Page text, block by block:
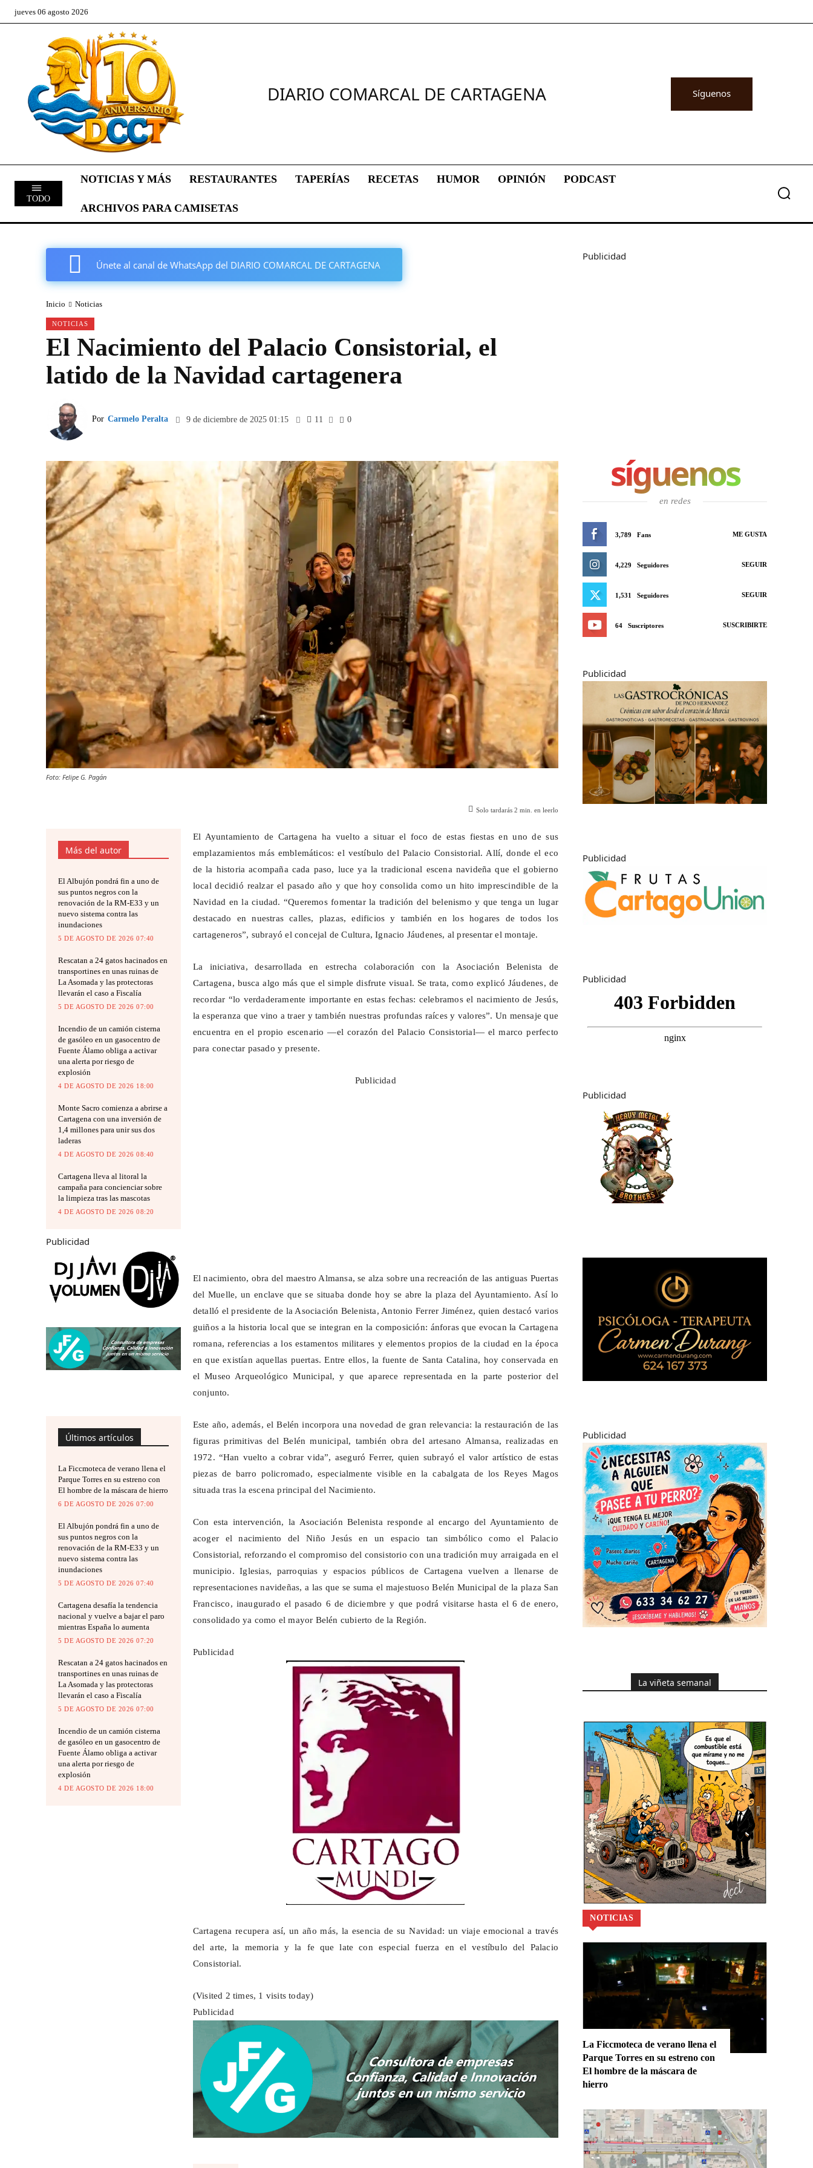
jueves 06 agosto 2026
DIARIO COMARCAL DE CARTAGENA Síguenos
TODO
NOTICIAS Y MÁS RESTAURANTES TAPERÍAS RECETAS HUMOR OPINIÓN PODCAST
ARCHIVOS PARA CAMISETAS
Únete al canal de WhatsApp del DIARIO COMARCAL DE CARTAGENA
Inicio Noticias
NOTICIAS
El Nacimiento del Palacio Consistorial, el
latido de la Navidad cartagenera
Por Carmelo Peralta 9 de diciembre de 2025 01:15 11 0
Foto: Felipe G. Pagán
Solo tardarás2 min. en leerlo
Más del autor
El Albujón pondrá fin a uno de
sus puntos negros con la
renovación de la RM-E33 y un
nuevo sistema contra las
inundaciones
5 DE AGOSTO DE 2026 07:40
Rescatan a 24 gatos hacinados en
transportines en unas ruinas de
La Asomada y las protectoras
llevarán el caso a Fiscalía
5 DE AGOSTO DE 2026 07:00
Incendio de un camión cisterna
de gasóleo en un gasocentro de
Fuente Álamo obliga a activar
una alerta por riesgo de
explosión
4 DE AGOSTO DE 2026 18:00
Monte Sacro comienza a abrirse a
Cartagena con una inversión de
1,4 millones para unir sus dos
laderas
4 DE AGOSTO DE 2026 08:40
Cartagena lleva al litoral la
campaña para concienciar sobre
la limpieza tras las mascotas
4 DE AGOSTO DE 2026 08:20
Publicidad
Últimos artículos
La Ficcmoteca de verano llena el
Parque Torres en su estreno con
El hombre de la máscara de hierro
6 DE AGOSTO DE 2026 07:00
El Albujón pondrá fin a uno de
sus puntos negros con la
renovación de la RM-E33 y un
nuevo sistema contra las
inundaciones
5 DE AGOSTO DE 2026 07:40
Cartagena desafía la tendencia
nacional y vuelve a bajar el paro
mientras España lo aumenta
5 DE AGOSTO DE 2026 07:20
Rescatan a 24 gatos hacinados en
transportines en unas ruinas de
La Asomada y las protectoras
llevarán el caso a Fiscalía
5 DE AGOSTO DE 2026 07:00
Incendio de un camión cisterna
de gasóleo en un gasocentro de
Fuente Álamo obliga a activar
una alerta por riesgo de
explosión
4 DE AGOSTO DE 2026 18:00
El Ayuntamiento de Cartagena ha vuelto a situar el foco de estas fiestas en uno de sus
emplazamientos más emblemáticos: el vestíbulo del Palacio Consistorial. Allí, donde el eco
de la historia acompaña cada paso, luce ya la tradicional escena navideña que el gobierno
local decidió realzar el pasado año y que hoy consolida como un hito imprescindible de la
Navidad en la ciudad. “Queremos fomentar la tradición del belenismo y que tenga un lugar
destacado en nuestras calles, plazas, edificios y también en los hogares de todos los
cartageneros”, subrayó el concejal de Cultura, Ignacio Jáudenes, al presentar el montaje.
La iniciativa, desarrollada en estrecha colaboración con la Asociación Belenista de
Cartagena, busca algo más que el simple disfrute visual. Se trata, como explicó Jáudenes, de
recordar “lo verdaderamente importante en estas fechas: celebramos el nacimiento de Jesús,
la esperanza que vino a traer y también nuestras profundas raíces y valores”. Un mensaje que
encuentra en el propio escenario —el corazón del Palacio Consistorial— el marco perfecto
para conectar pasado y presente.
Publicidad
El nacimiento, obra del maestro Almansa, se alza sobre una recreación de las antiguas Puertas
del Muelle, un enclave que se situaba donde hoy se abre la plaza del Ayuntamiento. Así lo
detalló el presidente de la Asociación Belenista, Antonio Ferrer Jiménez, quien destacó varios
guiños a la historia local que se integran en la composición: ánforas que evocan la Cartagena
romana, referencias a los estamentos militares y elementos propios de la ciudad en la época
en que existían aquellas puertas. Entre ellos, la fuente de Santa Catalina, hoy conservada en
el Museo Arqueológico Municipal, y que aparece representada en la parte posterior del
conjunto.
Este año, además, el Belén incorpora una novedad de gran relevancia: la restauración de las
figuras primitivas del Belén municipal, también obra del artesano Almansa, realizadas en
1972. “Han vuelto a cobrar vida”, aseguró Ferrer, quien subrayó el valor artístico de estas
piezas de barro policromado, especialmente visible en la cabalgata de los Reyes Magos
situada tras la escena principal del Nacimiento.
Con esta intervención, la Asociación Belenista responde al encargo del Ayuntamiento de
acoger el nacimiento del Niño Jesús en un espacio tan simbólico como el Palacio
Consistorial, reforzando el compromiso del consistorio con una tradición muy arraigada en el
municipio. Iglesias, parroquias y espacios públicos de Cartagena vuelven a llenarse de
representaciones navideñas, a las que se suma el majestuoso Belén Municipal de la plaza San
Francisco, inaugurado el pasado 6 de diciembre y que podrá visitarse hasta el 6 de enero,
consolidado ya como el mayor Belén cubierto de la Región.
Publicidad
Cartagena recupera así, un año más, la esencia de su Navidad: un viaje emocional a través
del arte, la memoria y la fe que late con especial fuerza en el vestíbulo del Palacio
Consistorial.
(Visited 2 times, 1 visits today)
Publicidad
Publicidad
síguenos
en redes
3,789 Fans ME GUSTA
4,229 Seguidores SEGUIR
1,531 Seguidores SEGUIR
64 Suscriptores SUSCRIBIRTE
Publicidad
Publicidad
Publicidad
Publicidad
Publicidad
La viñeta semanal
NOTICIAS
La Ficcmoteca de verano llena el
Parque Torres en su estreno con
El hombre de la máscara de
hierro